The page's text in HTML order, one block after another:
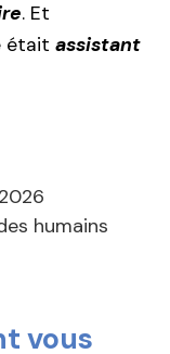
. Et
était assistant
humains
vous